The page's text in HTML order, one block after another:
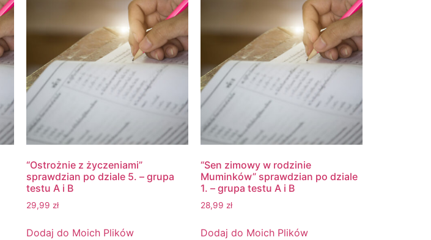
“Ostrożnie z życzeniami”
sprawdzian po dziale 5. – grupa
testu A i B
29,99 zł
Dodaj do Moich Plików
“Sen zimowy w rodzinie
Muminków” sprawdzian po dziale
1. – grupa testu A i B
28,99 zł
Dodaj do Moich Plików